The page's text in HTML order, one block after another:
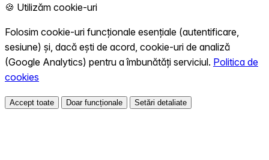
🍪 Utilizăm cookie-uri
Folosim cookie-uri funcționale esențiale (autentificare,
sesiune) și, dacă ești de acord, cookie-uri de analiză
(Google Analytics) pentru a îmbunătăți serviciul. Politica de
cookies
Accept toate Doar funcționale Setări detaliate